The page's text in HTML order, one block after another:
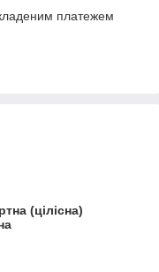
платежем
(цілісна)